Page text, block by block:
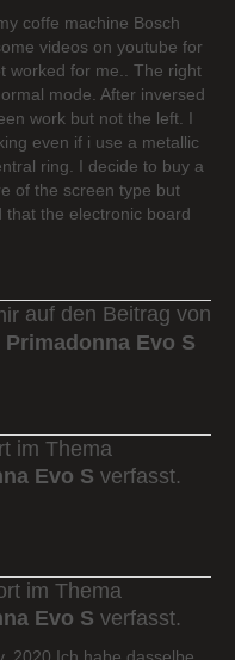
coffe machine Bosch
videos on youtube for
worked for me.. The right
mode. After inversed
work but not the left. I
even if i use a metallic
ring. I decide to buy a
of the screen type but
that the electronic board
auf den Beitrag von
Evo S
im Thema
Evo S verfasst.
im Thema
Evo S verfasst.
2020 Ich habe dasselbe